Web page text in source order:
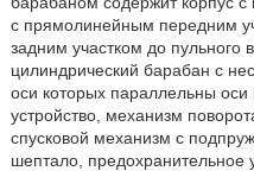
с прямолинейным передним
задним участком до
цилиндрический барабан с
оси которых параллельны
устройство, механизм
спусковой механизм с
шептало, предохранительное